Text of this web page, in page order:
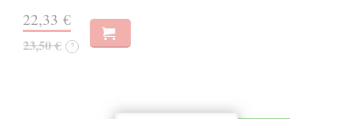
22,33 €
23,50 € ?